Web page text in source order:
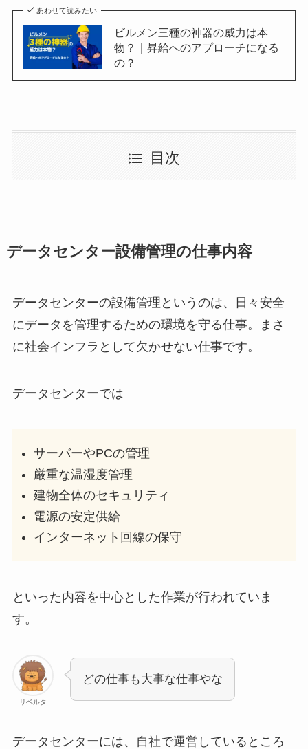
あわせて読みたい
ビルメン三種の神器の威力は本
物？｜昇給へのアプローチになる
の？
目次
データセンター設備管理の仕事内容
データセンターの設備管理というのは、日々安全
にデータを管理するための環境を守る仕事。まさ
に社会インフラとして欠かせない仕事です。
データセンターでは
サーバーやPCの管理
厳重な温湿度管理
建物全体のセキュリティ
電源の安定供給
インターネット回線の保守
といった内容を中心とした作業が行われていま
す。
リベルタ
どの仕事も大事な仕事やな
データセンターには、自社で運営しているところ